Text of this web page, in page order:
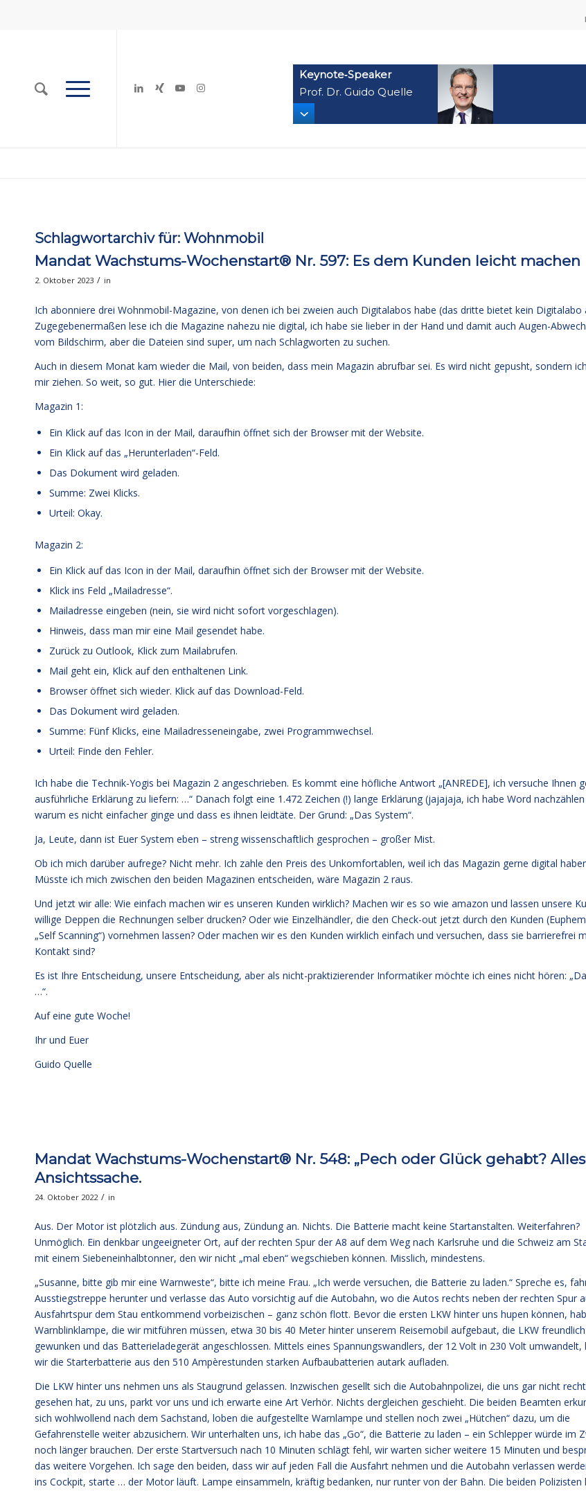
Keynote‑Speaker
Prof. Dr. Guido Quelle
Schlagwortarchiv für: Wohnmobil
Mandat Wachstums-Wochenstart® Nr. 597: Es dem Kunden leicht machen
2. Oktober 2023 / in
Ich abonniere drei Wohnmobil-Magazine, von denen ich bei zweien auch Digitalabos habe (das dritte bietet kein Digitalabo
Zugegebenermaßen lese ich die Magazine nahezu nie digital, ich habe sie lieber in der Hand und damit auch Augen-
vom Bildschirm, aber die Dateien sind super, um nach Schlagworten zu suchen.
Auch in diesem Monat kam wieder die Mail, von beiden, dass mein Magazin abrufbar sei. Es wird nicht gepusht, sondern
mir ziehen. So weit, so gut. Hier die Unterschiede:
Magazin 1:
Ein Klick auf das Icon in der Mail, daraufhin öffnet sich der Browser mit der Website.
Ein Klick auf das „Herunterladen“-Feld.
Das Dokument wird geladen.
Summe: Zwei Klicks.
Urteil: Okay.
Magazin 2:
Ein Klick auf das Icon in der Mail, daraufhin öffnet sich der Browser mit der Website.
Klick ins Feld „Mailadresse“.
Mailadresse eingeben (nein, sie wird nicht sofort vorgeschlagen).
Hinweis, dass man mir eine Mail gesendet habe.
Zurück zu Outlook, Klick zum Mailabrufen.
Mail geht ein, Klick auf den enthaltenen Link.
Browser öffnet sich wieder. Klick auf das Download-Feld.
Das Dokument wird geladen.
Summe: Fünf Klicks, eine Mailadresseneingabe, zwei Programmwechsel.
Urteil: Finde den Fehler.
Ich habe die Technik-Yogis bei Magazin 2 angeschrieben. Es kommt eine höfliche Antwort „[ANREDE], ich versuche Ihnen
ausführliche Erklärung zu liefern: …“ Danach folgt eine 1.472 Zeichen (!) lange Erklärung (jajajaja, ich habe Word
warum es nicht einfacher ginge und dass es ihnen leidtäte. Der Grund: „Das System“.
Ja, Leute, dann ist Euer System eben – streng wissenschaftlich gesprochen – großer Mist.
Ob ich mich darüber aufrege? Nicht mehr. Ich zahle den Preis des Unkomfortablen, weil ich das Magazin gerne digital
Müsste ich mich zwischen den beiden Magazinen entscheiden, wäre Magazin 2 raus.
Und jetzt wir alle: Wie einfach machen wir es unseren Kunden wirklich? Machen wir es so wie amazon und lassen unsere
willige Deppen die Rechnungen selber drucken? Oder wie Einzelhändler, die den Check-out jetzt durch den Kunden
„Self Scanning“) vornehmen lassen? Oder machen wir es den Kunden wirklich einfach und versuchen, dass sie barrierefrei
Kontakt sind?
Es ist Ihre Entscheidung, unsere Entscheidung, aber als nicht-praktizierender Informatiker möchte ich eines nicht hören:
…“.
Auf eine gute Woche!
Ihr und Euer
Guido Quelle
Mandat Wachstums-Wochenstart® Nr. 548: „Pech oder Glück gehabt? Alles
Ansichtssache.
24. Oktober 2022 / in
Aus. Der Motor ist plötzlich aus. Zündung aus, Zündung an. Nichts. Die Batterie macht keine Startanstalten. Weiterfahren?
Unmöglich. Ein denkbar ungeeigneter Ort, auf der rechten Spur der A8 auf dem Weg nach Karlsruhe und die Schweiz am
mit einem Siebeneinhalbtonner, den wir nicht „mal eben“ wegschieben können. Misslich, mindestens.
„Susanne, bitte gib mir eine Warnweste“, bitte ich meine Frau. „Ich werde versuchen, die Batterie zu laden.“ Spreche es,
Ausstiegstreppe herunter und verlasse das Auto vorsichtig auf die Autobahn, wo die Autos rechts neben der rechten Spur
Ausfahrtspur dem Stau entkommend vorbeizischen – ganz schön flott. Bevor die ersten LKW hinter uns hupen können,
Warnblinklampe, die wir mitführen müssen, etwa 30 bis 40 Meter hinter unserem Reisemobil aufgebaut, die LKW
gewunken und das Batterieladegerät angeschlossen. Mittels eines Spannungswandlers, der 12 Volt in 230 Volt umwandelt,
wir die Starterbatterie aus den 510 Ampèrestunden starken Aufbaubatterien autark aufladen.
Die LKW hinter uns nehmen uns als Staugrund gelassen. Inzwischen gesellt sich die Autobahnpolizei, die uns gar nicht
gesehen hat, zu uns, parkt vor uns und ich erwarte eine Art Verhör. Nichts dergleichen geschieht. Die beiden Beamten
sich wohlwollend nach dem Sachstand, loben die aufgestellte Warnlampe und stellen noch zwei „Hütchen“ dazu, um die
Gefahrenstelle weiter abzusichern. Wir unterhalten uns, ich habe das „Go“, die Batterie zu laden – ein Schlepper würde im
noch länger brauchen. Der erste Startversuch nach 10 Minuten schlägt fehl, wir warten sicher weitere 15 Minuten und
das weitere Vorgehen. Ich sage den beiden, dass wir auf jeden Fall die Ausfahrt nehmen und die Autobahn verlassen
ins Cockpit, starte … der Motor läuft. Lampe einsammeln, kräftig bedanken, nur runter von der Bahn. Die beiden Polizisten